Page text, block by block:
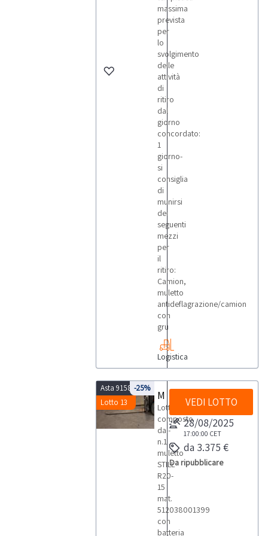
massima
prevista
per
lo
svolgimento
delle
attività
di
ritiro
dal
giorno
concordato:
1
giorno-
si
consiglia
di
munirsi
dei
seguenti
mezzi
per
il
ritiro:
Camion,
muletto
antideflagrazione/camion
con
gru
Logistica
Asta 9158
Lotto 13
-25%
Lotto
composto
da:-
n.1
muletto
STILL
R20-
15
mat.
512038001399
con
batteria
VEDI LOTTO
28/08/2025
17:00:00 CET
da 3.375 €
Da ripubblicare